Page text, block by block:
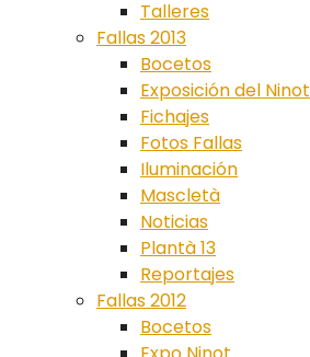
Talleres
Fallas 2013
Bocetos
Exposición del Ninot
Fichajes
Fotos Fallas
Iluminación
Mascletà
Noticias
Plantà 13
Reportajes
Fallas 2012
Bocetos